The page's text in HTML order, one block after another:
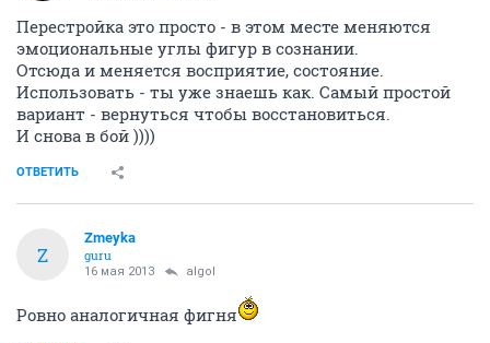
Перестройка это просто - в этом месте меняются
эмоциональные углы фигур в сознании.
Отсюда и меняется восприятие, состояние.
Использовать - ты уже знаешь как. Самый простой
вариант - вернуться чтобы восстановиться.
И снова в бой ))))
ОТВЕТИТЬ
Z
Zmeyka
guru
16 мая 2013 algol
Ровно аналогичная фигня